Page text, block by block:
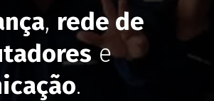
, rede de
e
.